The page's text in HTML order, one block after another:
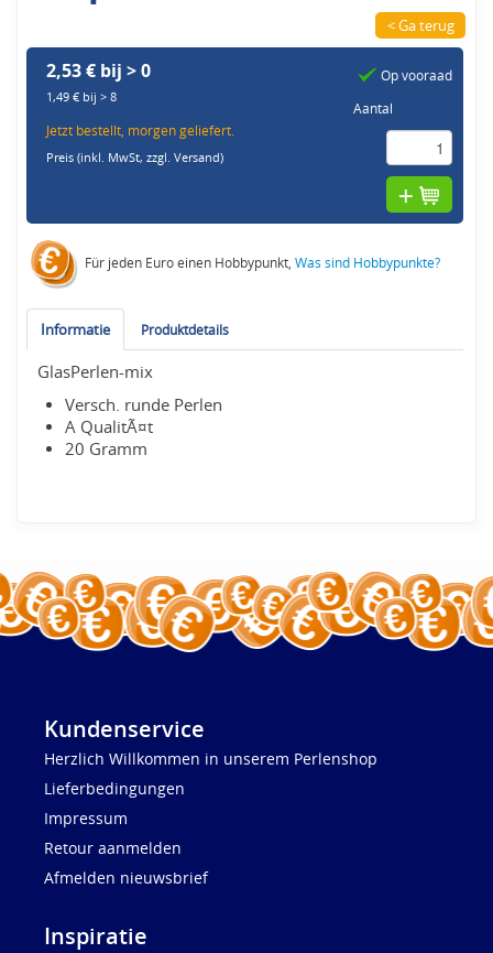
< Ga terug
2,53 € bij > 0
1,49 € bij > 8
Jetzt bestellt, morgen geliefert.
Preis (inkl. MwSt,zzgl. Versand)
Op vooraad
Aantal
Für jeden Euro einen Hobbypunkt,Was sind Hobbypunkte?
Informatie Produktdetails
GlasPerlen-mix
Versch. runde Perlen
A QualitÃ¤t
20 Gramm
Kundenservice
Herzlich Willkommen in unserem Perlenshop
Lieferbedingungen
Impressum
Retour aanmelden
Afmelden nieuwsbrief
Inspiratie